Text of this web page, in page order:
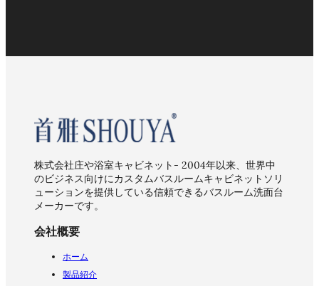
株式会社庄や浴室キャビネット- 2004年以来、世界中
のビジネス向けにカスタムバスルームキャビネットソリ
ューションを提供している信頼できるバスルーム洗面台
メーカーです。
会社概要
ホーム
製品紹介